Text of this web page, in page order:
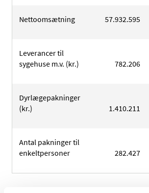
Nettoomsætning 57.932.595
Leverancer til
sygehuse m.v. (kr.)
782.206
Dyrlægepakninger
(kr.)
1.410.211
Antal pakninger til
enkeltpersoner
282.427